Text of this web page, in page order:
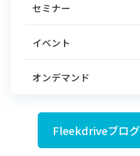
セミナー
イベント
オンデマンド
Fleekdriveブログ